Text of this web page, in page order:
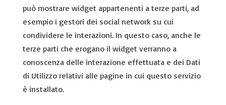
può mostrare widget appartenenti a terze parti, ad
esempio i gestori dei social network su cui
condividere le interazioni. In questo caso, anche le
terze parti che erogano il widget verranno a
conoscenza delle interazione effettuata e dei Dati
di Utilizzo relativi alle pagine in cui questo servizio
è installato.